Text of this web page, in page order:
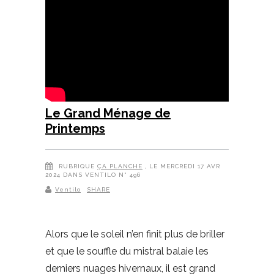
Le Grand Ménage de
Printemps
RUBRIQUE ÇA PLANCHE
, LE MERCREDI 17 AVR
2024 DANS VENTILO N° 496
Ventilo SHARE
Alors que le soleil n’en finit plus de briller
et que le souffle du mistral balaie les
derniers nuages hivernaux, il est grand